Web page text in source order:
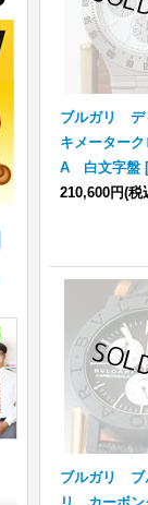
ブルガリ
キメーター
A 白文字盤
210,600円(税
ブルガリ ブ